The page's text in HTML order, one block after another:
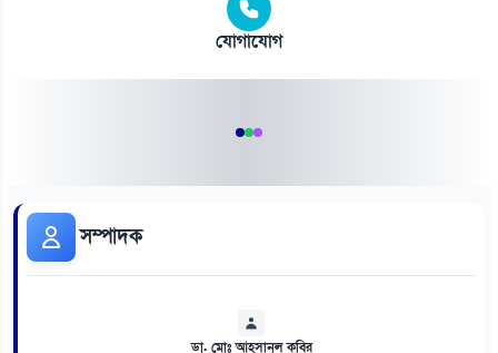
যোগাযোগ
সম্পাদক
ডা. মোঃ আহসানুল কবির